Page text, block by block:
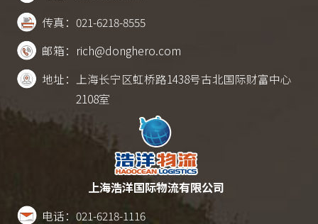
传真： 021-6218-8555
邮箱： rich@donghero.com
地址：
上海长宁区虹桥路1438号古北国际财富中心
2108室
上海浩洋国际物流有限公司
电话： 021-6218-1116